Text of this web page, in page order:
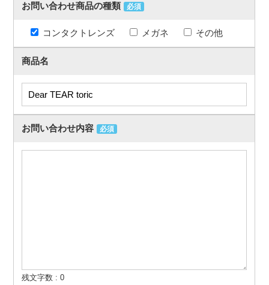
お問い合わせ商品の種類 必須
コンタクトレンズ メガネ その他
商品名
お問い合わせ内容 必須
残文字数 :0